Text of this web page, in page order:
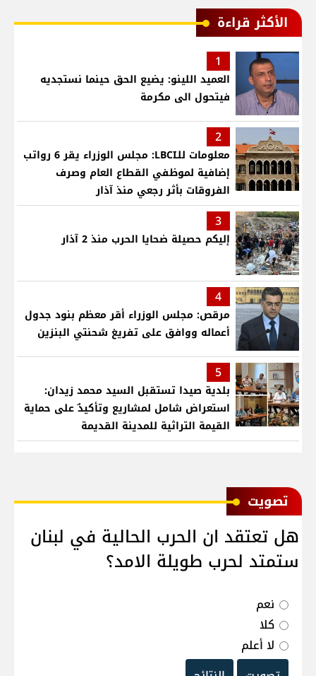
الأكثر قراءة
1
العميد اللينو: يضيع الحق حينما نستجديه
فيتحول الى مكرمة
2
معلومات للـLBCI: مجلس الوزراء يقر 6 رواتب
إضافية لموظفي القطاع العام وصرف
الفروقات بأثر رجعي منذ آذار
3
إليكم حصيلة ضحايا الحرب منذ 2 آذار
4
مرقص: مجلس الوزراء أقر معظم بنود جدول
أعماله ووافق على تفريغ شحنتي البنزين
5
بلدية صيدا تستقبل السيد محمد زيدان:
استعراض شامل لمشاريع وتأكيدٌ على حماية
القيمة التراثية للمدينة القديمة
ﺗﺼﻮﻳﺖ
هل تعتقد ان الحرب الحالية في لبنان
ستمتد لحرب طويلة الامد؟
نعم
كلا
لا أعلم